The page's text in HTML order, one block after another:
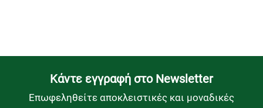
Kάντε εγγραφή στο Newsletter
Επωφεληθείτε αποκλειστικές και μοναδικές